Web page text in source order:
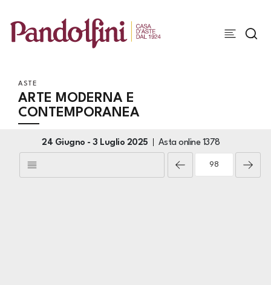
ASTE
ARTE MODERNA E
CONTEMPORANEA
24 Giugno -3 Luglio 2025 Asta online 1378